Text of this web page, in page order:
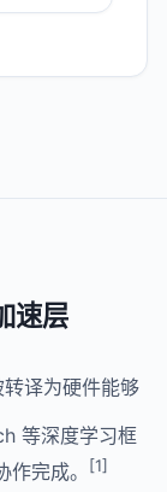
速层
译为硬件能够
等深度学习框
完成。
[1]